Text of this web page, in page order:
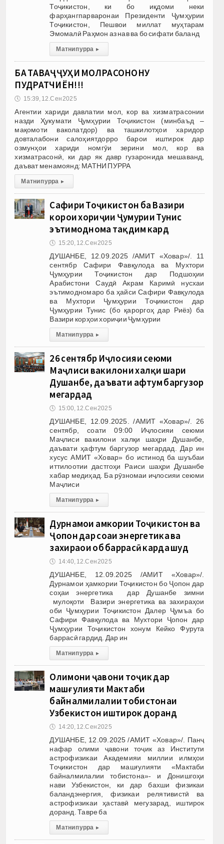
Тоҷикистон, ки бо иқдоми неки
фарҳангпарваронаи Президенти Ҷумҳурии
Тоҷикистон, Пешвои миллат муҳтарам
Эмомалӣ Раҳмон аз нав ва бо сифати баланд
Матни пурра ▸
БА ТАВАҶҶУҲИ МОЛРАСОНОНУ
ПУДРАТЧИЁН!!!
🕔 15:39, 12.Сен 2025
Агентии хариди давлатии мол, кор ва хизматрасонии
назди Ҳукумати Ҷумҳурии Тоҷикистон (минбаъд –
мақомоти ваколатдор) ва ташкилотҳои харидор
довталабони салоҳиятдорро барои иштирок дар
озмунҳои хариди номгӯи зерини мол, кор ва
хизматрасонӣ, ки дар як давр гузаронида мешаванд,
даъват менамоянд: МАТНИ ПУРРА
Матни пурра ▸
Сафири Тоҷикистон ба Вазири
корҳои хориҷии Ҷумҳурии Тунис
эътимоднома тақдим кард
🕔 15:20, 12.Сен 2025
ДУШАНБЕ, 12.09.2025 /АМИТ «Ховар»/. 11
сентябр Сафири Фавқулода ва Мухтори
Ҷумҳурии Тоҷикистон дар Подшоҳии
Арабистони Саудӣ Акрам Каримӣ нусхаи
эътимодномаро ба ҳайси Сафири Фавқулода
ва Мухтори Ҷумҳурии Тоҷикистон дар
Ҷумҳурии Тунис (бо қароргоҳ дар Риёз) ба
Вазири корҳои хориҷии Ҷумҳурии
Матни пурра ▸
26 сентябр Иҷлосияи сеюми
Маҷлиси вакилони халқи шаҳри
Душанбе, даъвати ҳафтум баргузор
мегардад
🕔 15:00, 12.Сен 2025
ДУШАНБЕ, 12.09.2025. /АМИТ «Ховар»/. 26
сентябр, соати 09:00 Иҷлосияи сеюми
Маҷлиси вакилони халқи шаҳри Душанбе,
даъвати ҳафтум баргузор мегардад. Дар ин
хусус АМИТ «Ховар» бо истинод ба шуъбаи
иттилоотии дастгоҳи Раиси шаҳри Душанбе
хабар медиҳад. Ба рӯзномаи иҷлосияи сеюми
Маҷлиси
Матни пурра ▸
Дурнамои ҳамкории Тоҷикистон ва
Ҷопон дар соҳаи энергетика ва
захираҳои об баррасӣ карда шуд
🕔 14:40, 12.Сен 2025
ДУШАНБЕ, 12.09.2025 /АМИТ «Ховар»/.
Дурнамои ҳамкории Тоҷикистон бо Ҷопон дар
соҳаи энергетика дар Душанбе зимни
мулоқоти Вазири энергетика ва захираҳои
оби Ҷумҳурии Тоҷикистон Далер Ҷумъа бо
Сафири Фавқулода ва Мухтори Ҷопон дар
Ҷумҳурии Тоҷикистон хонум Кейко Фурута
баррасӣ гардид. Дар ин
Матни пурра ▸
Олимони ҷавони тоҷик дар
машғулияти Мактаби
байналмилалии тобистонаи
Узбекистон иштирок доранд
🕔 14:20, 12.Сен 2025
ДУШАНБЕ, 12.09.2025 /АМИТ «Ховар»/. Панҷ
нафар олими ҷавони тоҷик аз Институти
астрофизикаи Академияи миллии илмҳои
Тоҷикистон дар машғулияти «Мактаби
байналмилалии тобистона»- и Донишгоҳи
нави Узбекистон, ки дар бахши физикаи
баландэнергия, физикаи релятивистӣ ва
астрофизикаи ҳаставӣ мегузарад, иштирок
доранд. Тавре ба
Матни пурра ▸